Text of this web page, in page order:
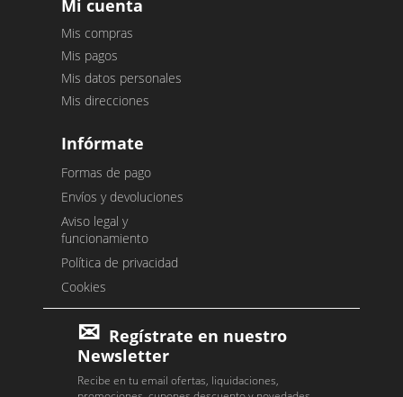
Mi cuenta
Mis compras
Mis pagos
Mis datos personales
Mis direcciones
Infórmate
Formas de pago
Envíos y devoluciones
Aviso legal y
funcionamiento
Política de privacidad
Cookies
Regístrate en nuestro
Newsletter
Recibe en tu email ofertas, liquidaciones,